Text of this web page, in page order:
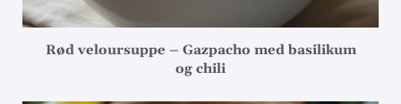
Rød veloursuppe – Gazpacho med basilikum
og chili